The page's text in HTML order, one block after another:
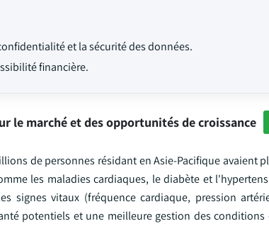
et la sécurité des données.
financière.
le marché et des opportunités de croissance
de personnes résidant en Asie-Pacifique avaient
les maladies cardiaques, le diabète et
signes vitaux (fréquence cardiaque, pression
potentiels et une meilleure gestion des